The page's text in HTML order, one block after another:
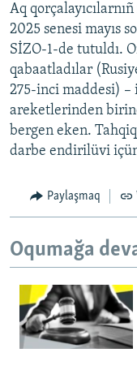
Aq
2025 senesi mayıs
SİZO-1-de tutuldı.
qabaatladılar
275-inci maddesi)
areketlerinden
bergen eken.
darbe endirilüvi
Paylaşmaq
Oqumağa